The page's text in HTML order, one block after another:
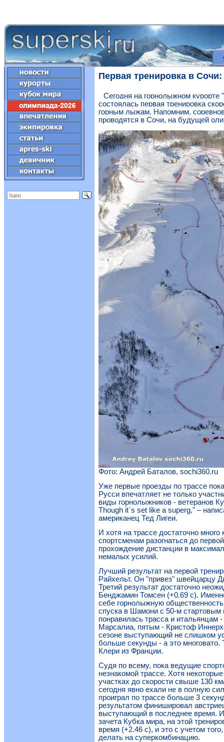
Первая тренировка в
Сегодня на горнолыжном курорте
состоялась первая тренировка
горным лыжам. Напомним,
проводятся в Сочи, на будущей
Фото: Андрей Баталов, sochi360.ru
Уже первые проезды по трассе
Русси впечатляет не только
виды горнолыжников - ветеранов
Though it`s set like a superg," –
американец Тед Лигеи.
И хотя на трассе достаточно
спортсменам разогнаться до
прохождение дистанции в
немалых усилий.
Лучший результат на первой
Райхельт. Он "привез" швейцарцу
Третий результат достаточно
Бенджамин Томсен (+0.69 с).
себе горнолыжную
спуска в Шамони с 50-м
понравилась трасса и
Марсалиа, пятым - Кристоф
сезоне выступающий не слишком
больше секунды - а это многовато.
Клери из Франции.
Судя по всему, пока ведущие
незнакомой трассе. Хотя
участках до скорости свыше 130
сегодня явно ехали не в полную
проиграл по трассе больше 3
результатом финишировал
выступающий в последнее время.
зачета Кубка мира, на этой
время (+2.46 с), и это с учетом
делать на суперкомбинацию.